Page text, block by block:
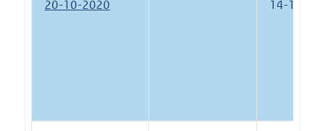
20-10-2020 14-10-